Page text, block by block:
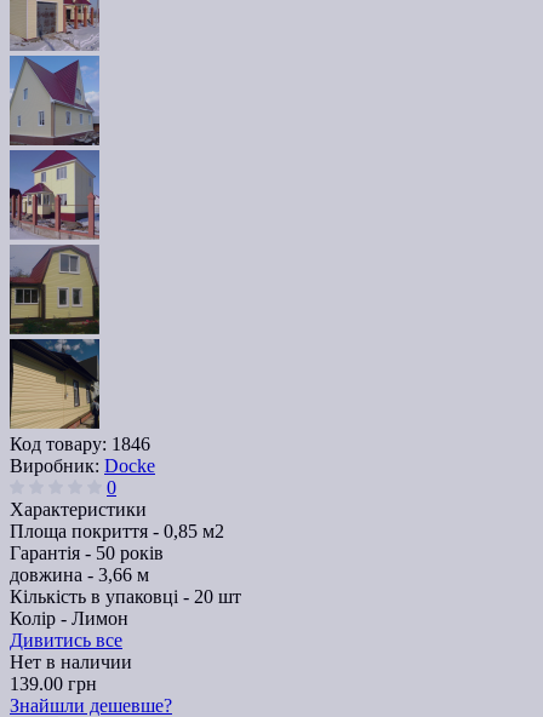
Код товару: 1846
Виробник: Docke
0
Характеристики
Площа покриття - 0,85 м2
Гарантія - 50 років
довжина - 3,66 м
Кількість в упаковці - 20 шт
Колір - Лимон
Дивитись все
Нет в наличии
139.00 грн
Знайшли дешевше?